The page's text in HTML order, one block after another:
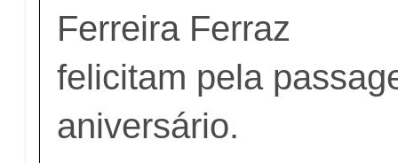
Ferreira Ferraz
felicitam pela
aniversário.